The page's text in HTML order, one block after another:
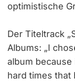
optimistische
Der Titeltrack
Albums: „I
album
hard times that